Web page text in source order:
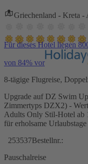
Griechenland - Kreta -
Für dieses Hotel liegen
von 84% vor
8-tägige Flugreise,
Upgrade auf DZ Swim
Zimmertyps DZX2) -
Adults Only Stil-Hotel ab
für erholsame
253537Bestellnr.:
Pauschalreise